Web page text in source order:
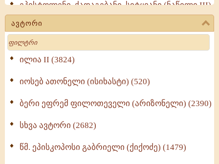
ეპისტოლენი, ქადაგებანი, სიტყვანი (ნაწილი III)
(723)
მოძღვრის ძალზე სასარგებლო რჩევები
მრევლისათვის (545)
Wisdomge (514)
ქადაგებანი გაბრიელ ეპისკოპოსისა - II ტომი
სულიერი ცხოვრების სახელმძღვანელო -
ნაწილი II (369)
ავტორი
Search
ილია II (3824)
იოსებ ათონელი (ისიხასტი) (520)
ბერი ეფრემ ფილოთეველი (არიზონელი) (2390)
სხვა ავტორი (2682)
წმ. ეპისკოპოსი გაბრიელი (ქიქოძე) (1479)